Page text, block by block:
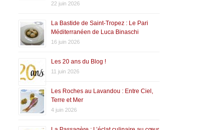
22 juin 2026
La Bastide de Saint-Tropez : Le Pari
Méditerranéen de Luca Binaschi
16 juin 2026
Les 20 ans du Blog !
11 juin 2026
Les Roches au Lavandou : Entre Ciel,
Terre et Mer
4 juin 2026